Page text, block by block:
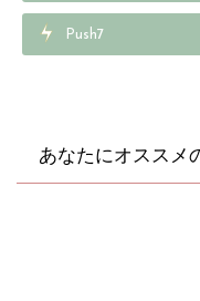
Push7
あなたにオススメ